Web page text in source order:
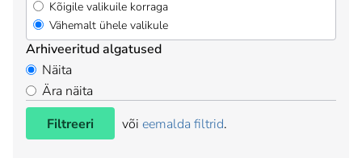
Kõigile valikuile korraga
Vähemalt ühele valikule
Arhiveeritud algatused
Näita
Ära näita
Filtreeri
või eemalda filtrid.